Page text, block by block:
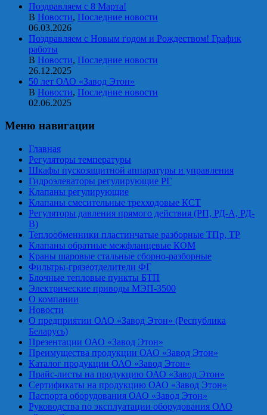
Поздравляем с 8 Марта!
В Новости, Последние новости
06.03.2026
Поздравляем с Новым годом и Рождеством! График
работы
В Новости, Последние новости
26.12.2025
50 лет ОАО «Завод Этон»
В Новости, Последние новости
02.06.2025
Меню навигации
Главная
Регуляторы температуры
Шкафы пускозащитной аппаратуры и управления
Гидроэлеваторы регулирующие РГ
Клапаны регулирующие
Клапаны смесительные трехходовые КСТ
Регуляторы давления прямого действия (РП, РД-А, РД-
В)
Теплообменники пластинчатые разборные ТПр, ТР
Клапаны обратные межфланцевые КОМ
Краны шаровые стальные сборно-разборные
Фильтры-грязеотделители ФГ
Блочные тепловые пункты БТП
Электрические приводы МЭП-3500
О компании
Новости
О предприятии ОАО «Завод Этон» (Республика
Беларусь)
Презентации ОАО «Завод Этон»
Преимущества продукции ОАО «Завод Этон»
Каталог продукции ОАО «Завод Этон»
Прайс-листы на продукцию ОАО «Завод Этон»
Сертификаты на продукцию ОАО «Завод Этон»
Паспорта оборудования ОАО «Завод Этон»
Руководства по эксплуатации оборудования ОАО